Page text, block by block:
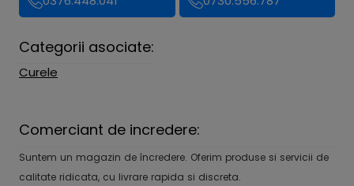
Categorii asociate:
Curele
Comerciant de incredere:
Suntem un magazin de încredere. Oferim produse si servicii de
calitate ridicata, cu livrare rapida si discreta.